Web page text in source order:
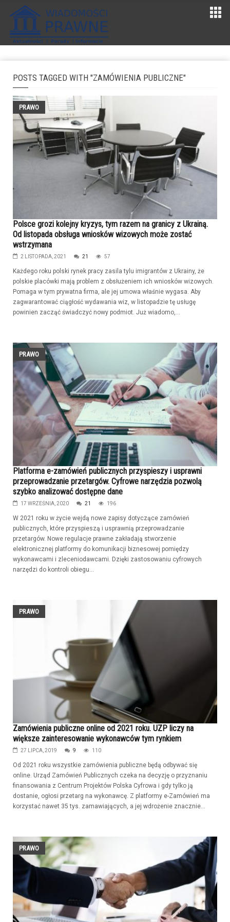
POSTS TAGGED WITH "ZAMÓWIENIA PUBLICZNE"
PRAWO
Polsce grozi kolejny kryzys, tym razem na granicy z Ukrainą.
Od listopada obsługa wniosków wizowych może zostać
wstrzymana
2 LISTOPADA, 2021 21 57
Każdego roku polski rynek pracy zasila tylu imigrantów z Ukrainy, że
polskie placówki mają problem z obsłużeniem ich wniosków wizowych.
Pomaga w tym prywatna firma, ale jej umowa właśnie wygasa. Aby
zagwarantować ciągłość wydawania wiz, w listopadzie tę usługę
powinien zacząć świadczyć nowy podmiot. Już wiadomo,...
PRAWO
Platforma e-zamówień publicznych przyspieszy i usprawni
przeprowadzanie przetargów. Cyfrowe narzędzia pozwolą
szybko analizować dostępne dane
17 WRZEŚNIA, 2020 21 196
W 2021 roku w życie wejdą nowe zapisy dotyczące zamówień
publicznych, które przyspieszą i usprawnią przeprowadzanie
przetargów. Nowe regulacje prawne zakładają stworzenie
elektronicznej platformy do komunikacji biznesowej pomiędzy
wykonawcami i zleceniodawcami. Dzięki zastosowaniu cyfrowych
narzędzi do kontroli obiegu...
PRAWO
Zamówienia publiczne online od 2021 roku. UZP liczy na
większe zainteresowanie wykonawców tym rynkiem
27 LIPCA, 2019 9 110
Od 2021 roku wszystkie zamówienia publiczne będą odbywać się
online. Urząd Zamówień Publicznych czeka na decyzję o przyznaniu
finansowania z Centrum Projektów Polska Cyfrowa i gdy tylko ją
dostanie, ogłosi przetarg na wykonawcę. Z platformy e-Zamówień ma
korzystać nawet 35 tys. zamawiających, a jej wdrożenie znacznie...
PRAWO